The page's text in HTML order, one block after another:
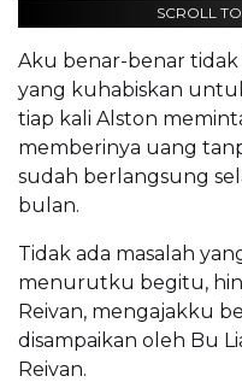
SCROLL
Aku benar-benar tidak
yang kuhabiskan
tiap kali Alston
memberinya uang
sudah berlangsung
bulan.
Tidak ada masalah
menurutku begitu,
Reivan, mengajakku
disampaikan oleh Bu
Reivan.